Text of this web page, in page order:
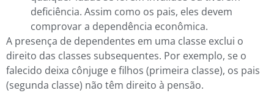
deficiência. Assim como os pais, eles devem
comprovar a dependência econômica.
A presença de dependentes em uma classe exclui o
direito das classes subsequentes. Por exemplo, se o
falecido deixa cônjuge e filhos (primeira classe), os pais
(segunda classe) não têm direito à pensão.